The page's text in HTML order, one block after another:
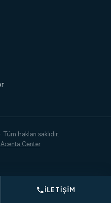
hakları saklıdır.
Acenta Center
İLETIŞIM